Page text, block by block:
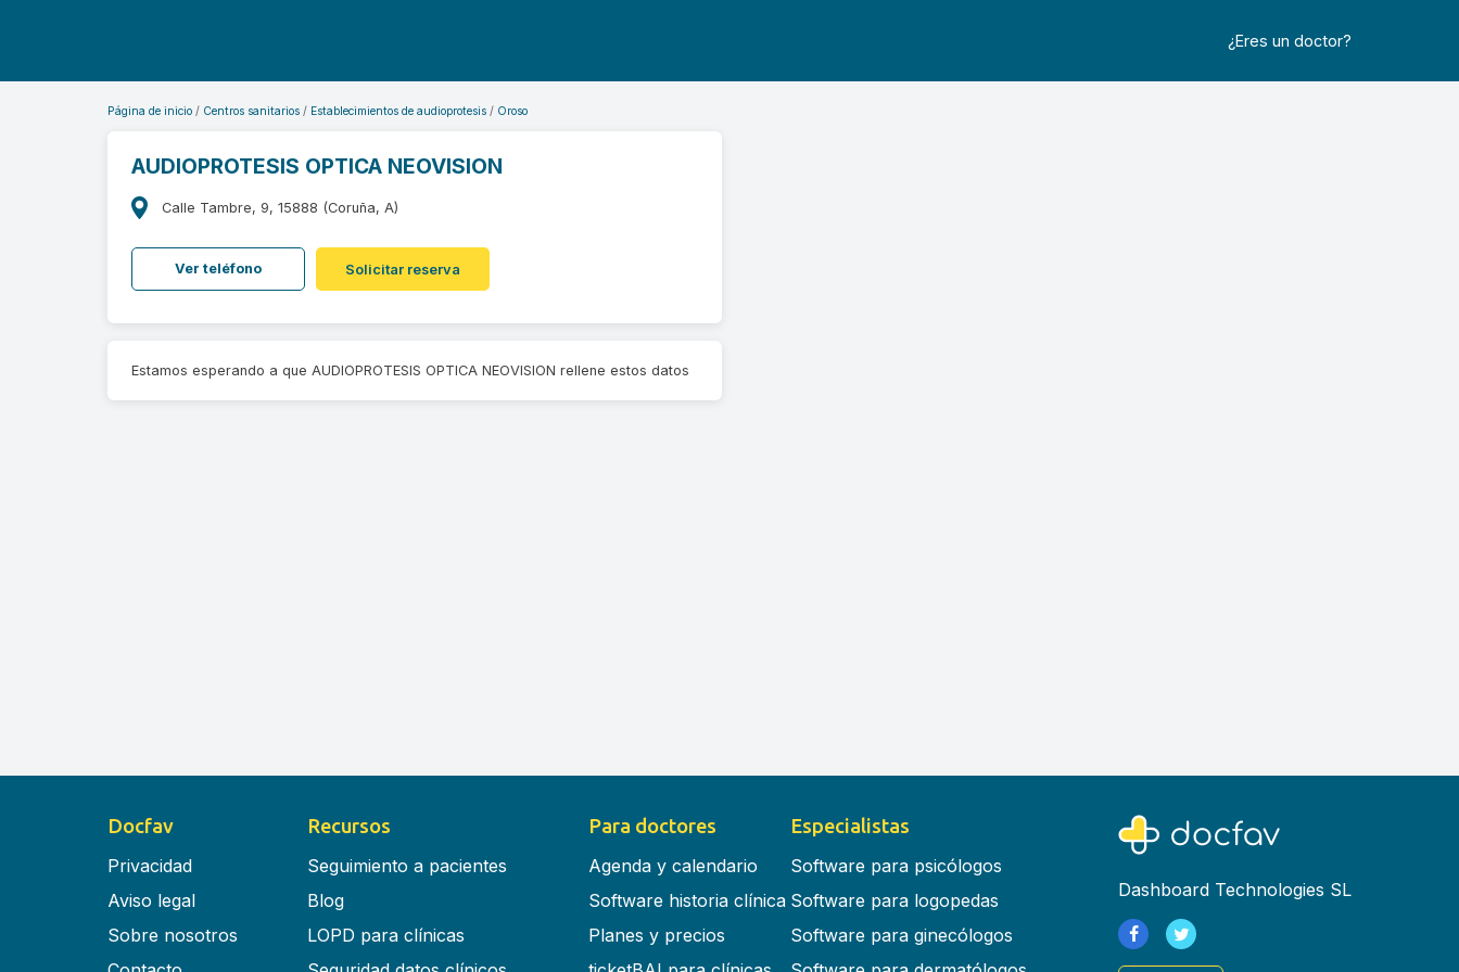
¿Eres un doctor?
Página de inicio Centros sanitarios Establecimientos de audioprotesis Oroso
AUDIOPROTESIS OPTICA NEOVISION
Calle Tambre, 9, 15888 (Coruña, A)
Ver teléfono Solicitar reserva
Estamos esperando a que AUDIOPROTESIS OPTICA NEOVISION rellene estos datos
Docfav
Privacidad
Aviso legal
Sobre nosotros
Recursos
Seguimiento a pacientes
Blog
LOPD para clínicas
Para doctores
Agenda y calendario
Software historia clínica
Planes y precios
Especialistas
Software para psicólogos
Software para logopedas
Software para ginecólogos
Dashboard Technologies SL